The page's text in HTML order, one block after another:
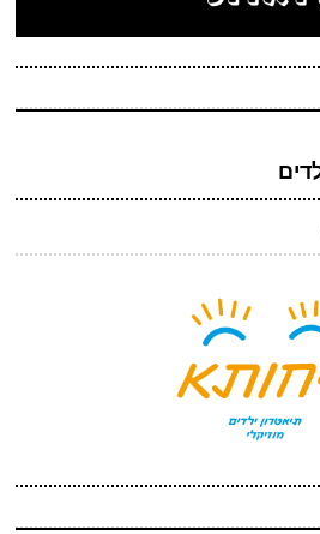
(חובה)
(אף אחד לא יראה אותו)(חובה)